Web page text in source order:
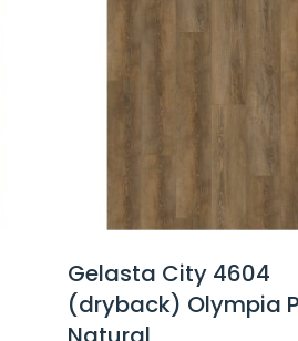
Gelasta City 4604
(dryback) Olympia